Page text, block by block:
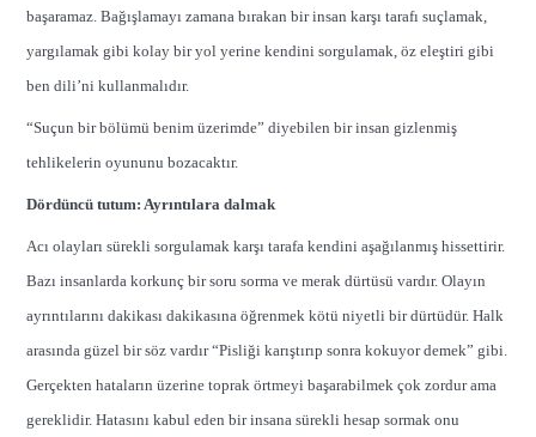
başaramaz. Bağışlamayı zamana bırakan bir insan karşı tarafı suçlamak,
yargılamak gibi kolay bir yol yerine kendini sorgulamak, öz eleştiri gibi
ben dili’ni kullanmalıdır.
“Suçun bir bölümü benim üzerimde” diyebilen bir insan gizlenmiş
tehlikelerin oyununu bozacaktır.
Dördüncü tutum: Ayrıntılara dalmak
Acı olayları sürekli sorgulamak karşı tarafa kendini aşağılanmış hissettirir.
Bazı insanlarda korkunç bir soru sorma ve merak dürtüsü vardır. Olayın
ayrıntılarını dakikası dakikasına öğrenmek kötü niyetli bir dürtüdür. Halk
arasında güzel bir söz vardır “Pisliği karıştırıp sonra kokuyor demek” gibi.
Gerçekten hataların üzerine toprak örtmeyi başarabilmek çok zordur ama
gereklidir. Hatasını kabul eden bir insana sürekli hesap sormak onu